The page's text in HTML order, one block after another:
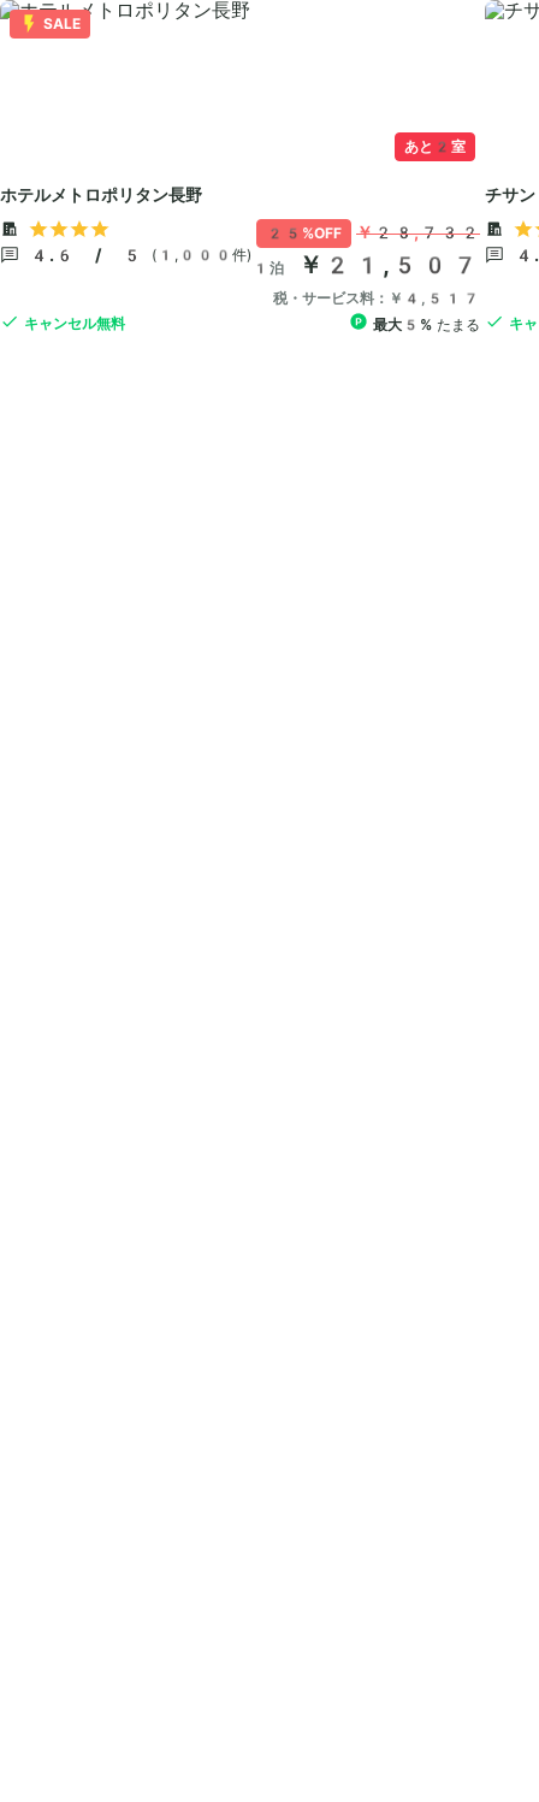
SALE
あと2室
ホテルメトロポリタン長野
4.6 / 5 (1,000件)
キャンセル無料
25%OFF ￥28,732
1泊 ￥21,507
税・サービス料：￥4,517
最大5% たまる
チサ
キ